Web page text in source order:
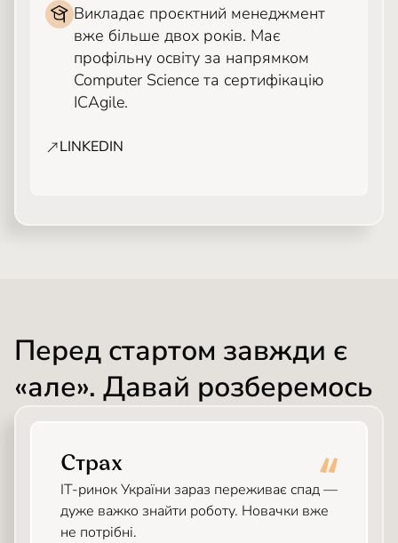
Викладає проєктний менеджмент
вже більше двох років. Має
профільну освіту за напрямком
Computer Science та сертифікацію
ICAgile.
LINKEDIN
Перед стартом завжди є
«але». Давай розберемось
Страх
ІТ-ринок України зараз переживає спад —
дуже важко знайти роботу. Новачки вже
не потрібні.